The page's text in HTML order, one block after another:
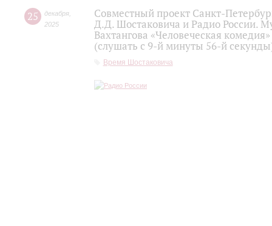
25 декабря
2025
Совместный проект Санкт-
Д.Д. Шостаковича и Радио России.
Вахтангова «Человеческая
(слушать с 9-й минуты 56-й
Время Шостаковича